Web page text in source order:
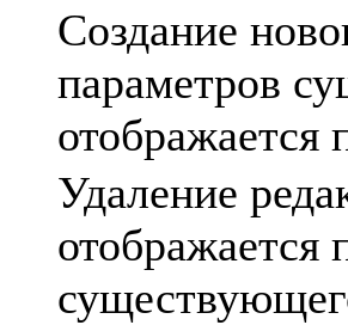
Создание
параметров
отображается
Удаление
отображается